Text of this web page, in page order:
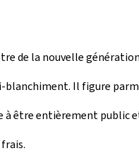
de la nouvelle
blanchiment. Il figure
à être entièrement public